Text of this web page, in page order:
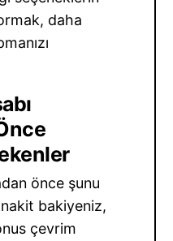
daha
önce şunu
bakiyeniz,
çevrim